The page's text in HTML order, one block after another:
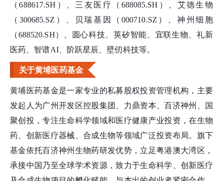
（688617.SH）、三友医疗（688085.SH）、艾德生物
（300685.SZ）、贝瑞基因（000710.SZ）、神州细胞
（688520.SH）、圆心科技、英矽智能、宜联生物、礼新
医药、智谱AI、阶跃星辰、壁仞科技等。
关于黄埔医药基金
黄埔医药基金是一家专业的私募股权投资管理机构，主要
发起人为广州开发区控股集团、力鼎资本、百济神州、国
聚创投，专注生命科学领域和医疗健康产业投资，在生物
药、创新医疗器械、合成生物等领域广泛投资布局。旗下
基金依托百济神州生物药研发优势，立足粤港澳大湾区，
承接中国乃至全球学术资源，致力于生命科学、创新医疗